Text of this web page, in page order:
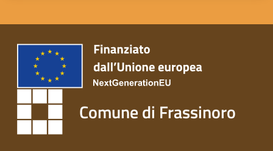
Comune di Frassinoro